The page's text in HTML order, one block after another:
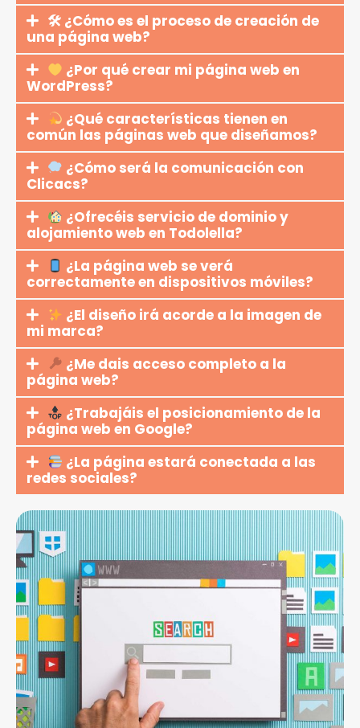
🛠 ¿Cómo es el proceso de creación de
una página web?
¿Por qué crear mi página web en
WordPress?
¿Qué características tienen en
común las páginas web que diseñamos?
¿Cómo será la comunicación con
Clicacs?
¿Ofrecéis servicio de dominio y
alojamiento web en Todolella?
¿La página web se verá
correctamente en dispositivos móviles?
¿El diseño irá acorde a la imagen de
mi marca?
¿Me dais acceso completo a la
página web?
¿Trabajáis el posicionamiento de la
página web en Google?
¿La página estará conectada a las
redes sociales?